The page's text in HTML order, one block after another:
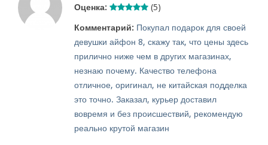
Оценка: (5)
Комментарий: Покупал подарок для своей
девушки айфон 8, скажу так, что цены здесь
прилично ниже чем в других магазинах,
незнаю почему. Качество телефона
отличное, оригинал, не китайская подделка
это точно. Заказал, курьер доставил
вовремя и без происшествий, рекомендую
реально крутой магазин